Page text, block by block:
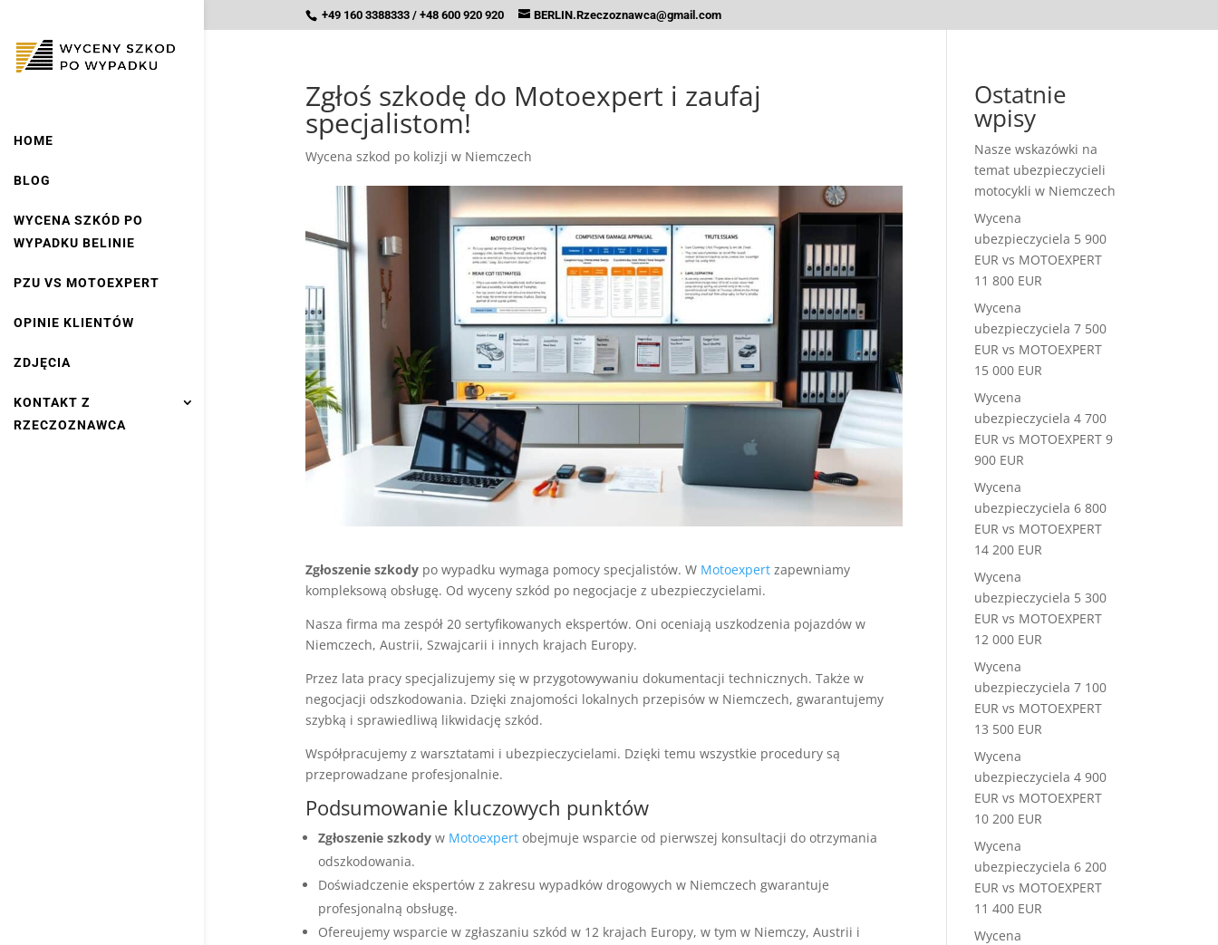
+49 160 3388333 / +48 600 920 920 BERLIN.Rzeczoznawca@gmail.com
HOME
BLOG
WYCENA SZKÓD PO
WYPADKU BELINIE
PZU VS MOTOEXPERT
OPINIE KLIENTÓW
ZDJĘCIA
KONTAKT Z
RZECZOZNAWCA
Zgłoś szkodę do Motoexpert i zaufaj
specjalistom!
Wycena szkod po kolizji w Niemczech
Zgłoszenie szkodypo wypadku wymaga pomocy specjalistów. W Motoexpertzapewniamy
kompleksową obsługę. Od wyceny szkód po negocjacje z ubezpieczycielami.
Nasza firma ma zespół 20 sertyfikowanych ekspertów. Oni oceniają uszkodzenia pojazdów w
Niemczech, Austrii, Szwajcarii i innych krajach Europy.
Przez lata pracy specjalizujemy się w przygotowywaniu dokumentacji technicznych. Także w
negocjacji odszkodowania. Dzięki znajomości lokalnych przepisów w Niemczech, gwarantujemy
szybką i sprawiedliwą likwidację szkód.
Współpracujemy z warsztatami i ubezpieczycielami. Dzięki temu wszystkie procedury są
przeprowadzane profesjonalnie.
Podsumowanie kluczowych punktów
Zgłoszenie szkodyw Motoexpertobejmuje wsparcie od pierwszej konsultacji do otrzymania
odszkodowania.
Doświadczenie ekspertów z zakresu wypadków drogowych w Niemczech gwarantuje
profesjonalną obsługę.
Ofereujemy wsparcie w zgłaszaniu szkód w 12 krajach Europy, w tym w Niemczy, Austrii i
Ostatnie
wpisy
Nasze wskazówki na
temat ubezpieczycieli
motocykli w Niemczech
Wycena
ubezpieczyciela 5 900
EUR vs MOTOEXPERT
11 800 EUR
Wycena
ubezpieczyciela 7 500
EUR vs MOTOEXPERT
15 000 EUR
Wycena
ubezpieczyciela 4 700
EUR vs MOTOEXPERT 9
900 EUR
Wycena
ubezpieczyciela 6 800
EUR vs MOTOEXPERT
14 200 EUR
Wycena
ubezpieczyciela 5 300
EUR vs MOTOEXPERT
12 000 EUR
Wycena
ubezpieczyciela 7 100
EUR vs MOTOEXPERT
13 500 EUR
Wycena
ubezpieczyciela 4 900
EUR vs MOTOEXPERT
10 200 EUR
Wycena
ubezpieczyciela 6 200
EUR vs MOTOEXPERT
11 400 EUR
Wycena